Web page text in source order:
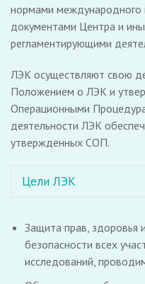
нормами международного
документами Центра и
регламентирующими
ЛЭК осуществляют свою
Положением о ЛЭК и
Операционными
деятельности ЛЭК
утвержденных СОП.
Цели ЛЭК
Защита прав, здоровья
безопасности всех
исследований,